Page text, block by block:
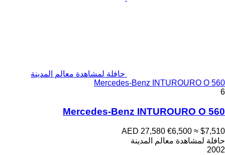
حافلة لمشاهدة معالم المدينة
Mercedes-Benz INTUROURO O 560
6
Mercedes-Benz INTUROURO O 560
AED 27,580 €6,500 ≈ $7,510
حافلة لمشاهدة معالم المدينة
2002